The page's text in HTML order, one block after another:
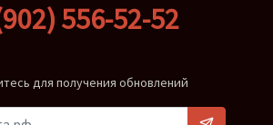
556-52-52
для получения обновлений